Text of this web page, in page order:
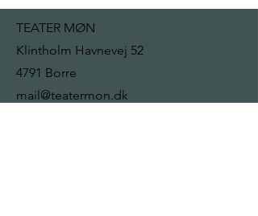
TEATER MØN
Klintholm Havnevej 52
4791 Borre
mail@teatermon.dk